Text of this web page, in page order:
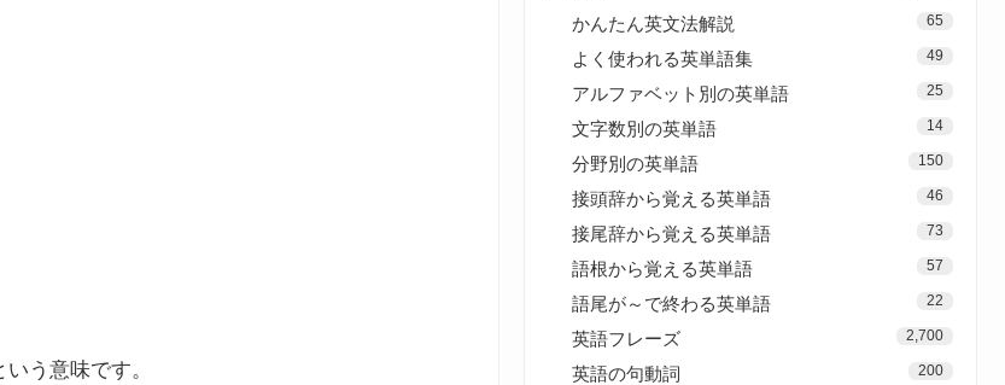
う意味です。
かんたん英文法解説 65
よく使われる英単語集 49
アルファベット別の英単語 25
文字数別の英単語 14
分野別の英単語 150
接頭辞から覚える英単語 46
接尾辞から覚える英単語 73
語根から覚える英単語 57
語尾が～で終わる英単語 22
英語フレーズ 2,700
英語の句動詞 200